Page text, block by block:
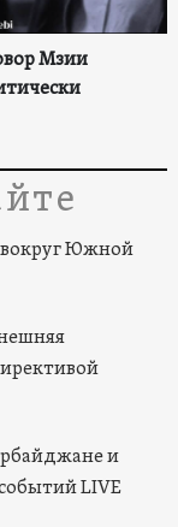
Мзии
вокруг Южной
и
LIVE